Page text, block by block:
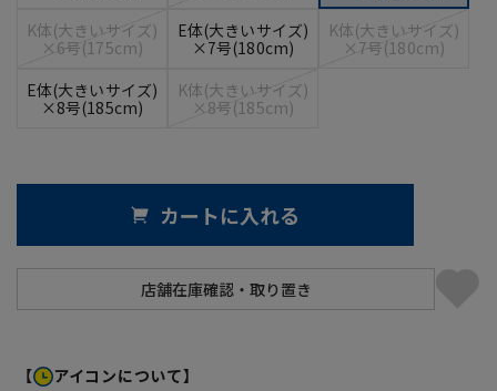
K体(大きいサイズ)
×6号(175cm)
E体(大きいサイズ)
×7号(180cm)
K体(大きいサイズ)
×7号(180cm)
E体(大きいサイズ)
×8号(185cm)
K体(大きいサイズ)
×8号(185cm)
カートに入れる
【 アイコンについて】